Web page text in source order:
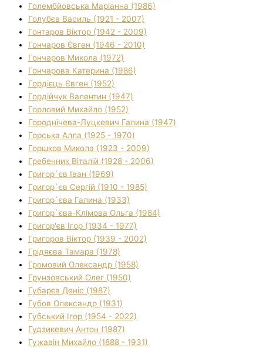
Голембйовська Маріанна (1986)
Голубєв Василь (1921 - 2007)
Гонтаров Віктор (1942 - 2009)
Гончаров Євген (1946 - 2010)
Гончаров Микола (1972)
Гончарова Катерина (1986)
Гордієць Євген (1952)
Гордійчук Валентин (1947)
Горловий Михайло (1952)
Городнічева-Луцкевич Галина (1947)
Горська Алла (1925 - 1970)
Горшков Микола (1923 - 2009)
Гребенник Віталій (1928 - 2006)
Григор`єв Іван (1969)
Григор`єв Сергій (1910 - 1985)
Григор`єва Галина (1933)
Григор`єва-Клімова Ольга (1984)
Григор'єв Ігор (1934 - 1977)
Григоров Віктор (1939 - 2002)
Грідяєва Тамара (1978)
Громовий Олександр (1958)
Грунзовський Олег (1950)
Губарєв Деніс (1987)
Губов Олександр (1931)
Губський Ігор (1954 - 2022)
Гудзикевич Антон (1987)
Гужавін Михайло (1888 - 1931)